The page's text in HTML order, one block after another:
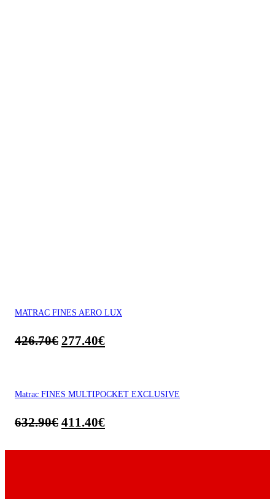
MATRAC FINES AERO LUX
426.70€ 277.40€
Matrac FINES MULTIPOCKET EXCLUSIVE
632.90€ 411.40€